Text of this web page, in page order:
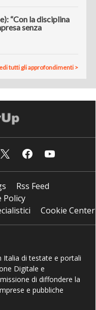
“Con la disciplina
senza
tutti gli approfondimenti >
Rss Feed
Policy
Cookie Center
Italia di testate e portali
Digitale e
di diffondere la
e pubbliche